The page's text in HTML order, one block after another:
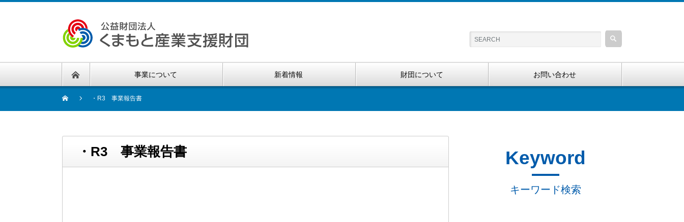
事業について 新着情報 財団について お問い合わせ
・R3 事業報告書
・R3 事業報告書 Keyword
キーワード検索